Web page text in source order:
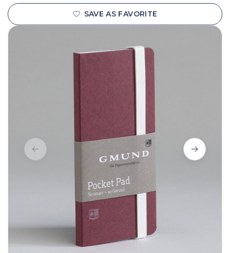
SAVE AS FAVORITE